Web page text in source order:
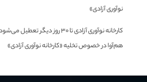
نوآوری آزادی»
کارخانه نوآوری آزادی تا ۳۰ روز دیگر تعطیل می‌شود
هم‌آوا در خصوص تخلیه «کارخانه نوآوری آزادی»